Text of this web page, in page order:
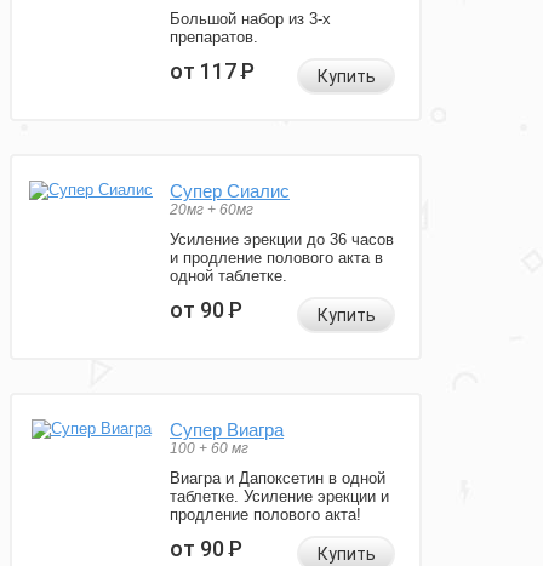
Большой набор из 3-х
препаратов.
от 117Р Купить
Супер Сиалис
20мг + 60мг
Усиление эрекции до 36 часов
и продление полового акта в
одной таблетке.
от 90Р Купить
Супер Виагра
100 + 60 мг
Виагра и Дапоксетин в одной
таблетке. Усиление эрекции и
продление полового акта!
от 90Р Купить